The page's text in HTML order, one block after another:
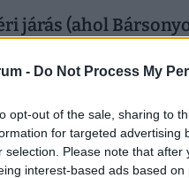
- Do Not Process My
opt-out of the sale, sharing to
for targeted advertising
selection. Please note that
interest-based ads based
járás (ahol
2014 2015
14.09 14.242